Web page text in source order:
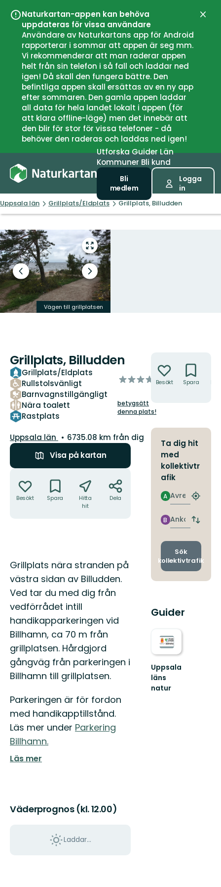
Naturkartan-appen kan behöva
uppdateras för vissa användare
Användare av Naturkartans app för Android
rapporterar i sommar att appen är seg mm.
Vi rekommenderar att man raderar appen
helt från sin telefon i så fall och laddar ned
igen! Då skall den fungera bättre. Den
befintliga appen skall ersättas av en ny app
efter sommaren. Den gamla appen laddar
all data för hela landet lokalt i appen (för
att klara offline-läge) men det innebär att
den blir för stor för vissa telefoner - då
behöver den raderas och laddas ned igen!
UtforskaGuiderLän
Kommuner Bli kund
Bli
medlem
Logga
in
Uppsala län Grillplats/Eldplats Grillplats, Billudden
Gå
till
helskärmsläge
Föregående
bild
Nästa
bildspel
Vägen till grillplatsen
Grillplats, Billudden
Grillplats/Eldplats
Rullstolsvänligt
Barnvagnstillgängligt
Nära toalett
Rastplats
av
stjärnor
betygsätt
denna plats!
Län:
Uppsala län
6735.08 km från dig
Visa på kartan
Besökt Spara
Hitta
hit
Dela
Beskrivning
Grillplats nära stranden på
västra sidan av Billudden.
Ved tar du med dig från
vedförrådet intill
handikapparkeringen vid
Billhamn, ca 70 m från
grillplatsen. Hårdgjord
gångväg från parkeringen i
Billhamn till grillplatsen.
Parkeringen är för fordon
med handikapptillstånd.
Läs mer under Parkering
Billhamn.
Läs mer
Väderprognos (kl. 12.00)
Laddar...
Besökt Spara
Ta dig hit
med
kollektivtr
afik
Avresa
A
Hitta
Ankomst
B
Byt
och
Sök
kollektivtrafik
Guider
Uppsala
läns
natur